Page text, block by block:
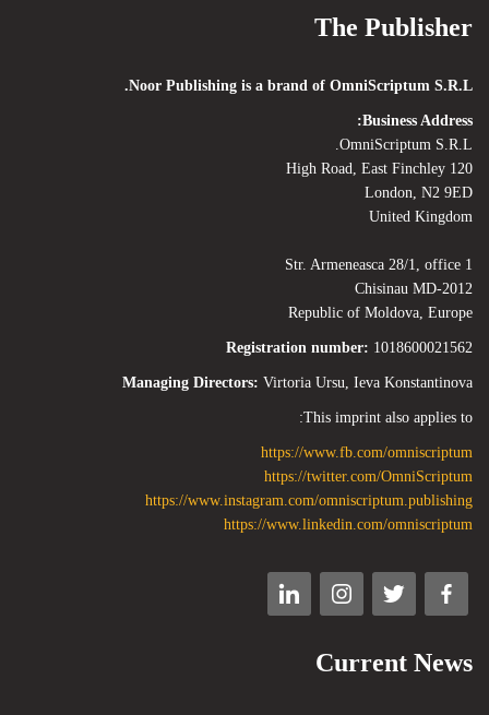
The Publisher
Noor Publishing is a brand of OmniScriptum S.R.L.
Business Address:
OmniScriptum S.R.L.
120 High Road, East Finchley
London, N2 9ED
United Kingdom
Str. Armeneasca 28/1, office 1
Chisinau MD-2012
Republic of Moldova, Europe
Registration number: 1018600021562
Managing Directors: Virtoria Ursu, Ieva Konstantinova
This imprint also applies to:
https://www.fb.com/omniscriptum
https://twitter.com/OmniScriptum
https://www.instagram.com/omniscriptum.publishing
https://www.linkedin.com/omniscriptum
Current News